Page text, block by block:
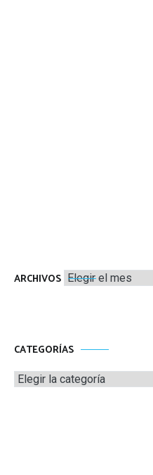
ARCHIVOS Archivos
CATEGORÍAS
Categorías